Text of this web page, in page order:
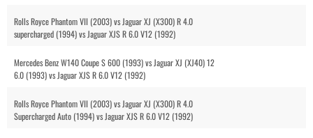
Rolls Royce Phantom VII (2003) vs Jaguar XJ (X300) R 4.0
supercharged (1994) vs Jaguar XJS R 6.0 V12 (1992)
Mercedes Benz W140 Coupe S 600 (1993) vs Jaguar XJ (XJ40) 12
6.0 (1993) vs Jaguar XJS R 6.0 V12 (1992)
Rolls Royce Phantom VII (2003) vs Jaguar XJ (X300) R 4.0
Supercharged Auto (1994) vs Jaguar XJS R 6.0 V12 (1992)